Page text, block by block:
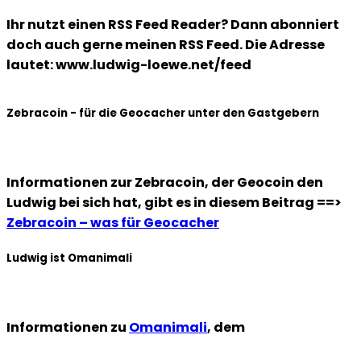
Ihr nutzt einen RSS Feed Reader? Dann abonniert
doch auch gerne meinen RSS Feed. Die Adresse
lautet: www.ludwig-loewe.net/feed
Zebracoin - für die Geocacher unter den Gastgebern
Informationen zur Zebracoin, der Geocoin den
Ludwig bei sich hat, gibt es in diesem Beitrag ==>
Zebracoin – was für Geocacher
Ludwig ist Omanimali
Informationen zu Omanimali, dem